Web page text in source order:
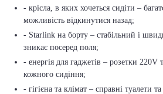
- крісла, в яких хочеться сидіти –
можливість відкинутися назад;
- Starlink на борту – стабільний і
зникає посеред поля;
- енергія для гаджетів – розетки 220V
кожного сидіння;
- гігієна та клімат – справні туалети